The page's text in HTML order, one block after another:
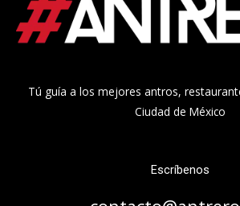
Tú guía a los mejores antros,
Ciudad de México
Escríbenos